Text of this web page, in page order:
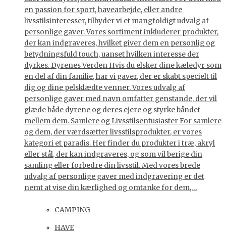
en passion for sport, havearbejde, eller andre
livsstilsinteresser, tilbyder vi et mangfoldigt udvalg af
personlige gaver. Vores sortiment inkluderer produkter,
der kan indgraveres, hvilket giver dem en personlig og
betydningsfuld touch, uanset hvilken interesse der
dyrkes. Dyrenes Verden Hvis du elsker dine kæledyr som
en del af din familie, har vi gaver, der er skabt specielt til
dig og dine pelsklædte venner. Vores udvalg af
personlige gaver med navn omfatter genstande, der vil
glæde både dyrene og deres ejere og styrke båndet
mellem dem. Samlere og Livsstilsentusiaster For samlere
og dem, der værdsætter livsstilsprodukter, er vores
kategori et paradis. Her finder du produkter i træ, akryl
eller stål, der kan indgraveres, og som vil berige din
samling eller forbedre din livsstil. Med vores brede
udvalg af personlige gaver med indgravering er det
nemt at vise din kærlighed og omtanke for dem,…
CAMPING
HAVE